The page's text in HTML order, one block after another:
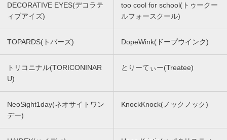
DECORATIVE EYES(デコラテ
ィブアイズ)
too cool for school(トゥークー
ルフォースクール)
TOPARDS(トパーズ) DopeWink(ドープウインク)
トリコニナル(TORICONINAR
U)
とりーてぃー(Treatee)
NeoSight1day(ネオサイトワン
デー)
KnockKnock(ノックノック)